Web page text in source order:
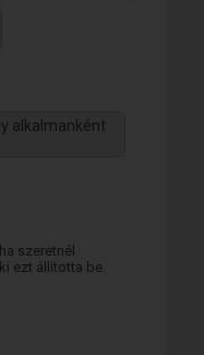
alkalmanként
szeretnél
ezt állította be.